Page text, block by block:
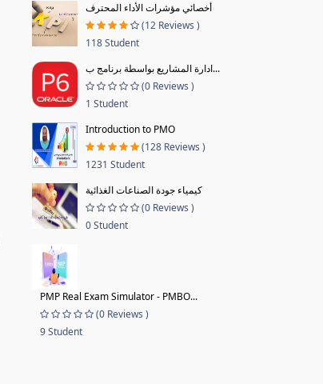
أخصائي مؤشرات الأداء المحترف
(12 Reviews )
118 Student
ادارة المشاريع بواسطة برنامج ب...
(0 Reviews )
1 Student
Introduction to PMO
(128 Reviews )
1231 Student
كيمياء جودة الصناعات الغذائية
(0 Reviews )
0 Student
PMP Real Exam Simulator - PMBO...
(0 Reviews )
9 Student